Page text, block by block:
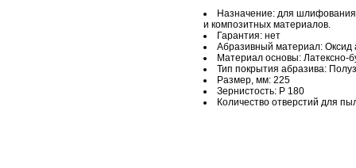
Назначение: для
и композитных материалов.
Гарантия: нет
Абразивный материал:
Материал основы: Латексно-
Тип покрытия абразива:
Размер, мм: 225
Зернистость: Р 180
Количество отверстий для